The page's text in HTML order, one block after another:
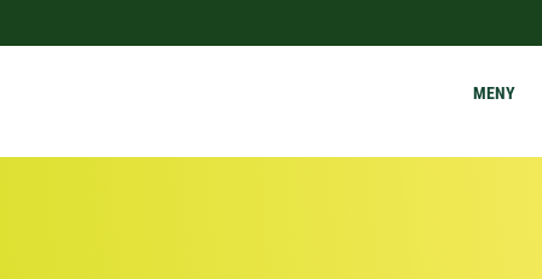
MENY